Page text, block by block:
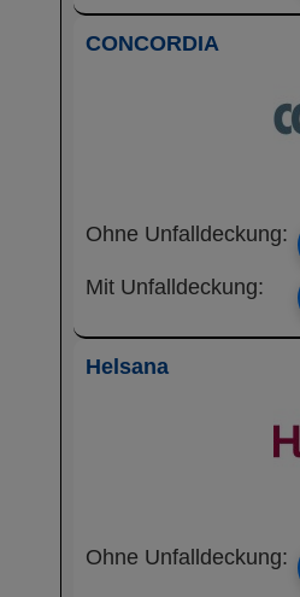
CONCORDIA
Ohne Unfalldeckung:
Mit Unfalldeckung:
Helsana
Ohne Unfalldeckung: